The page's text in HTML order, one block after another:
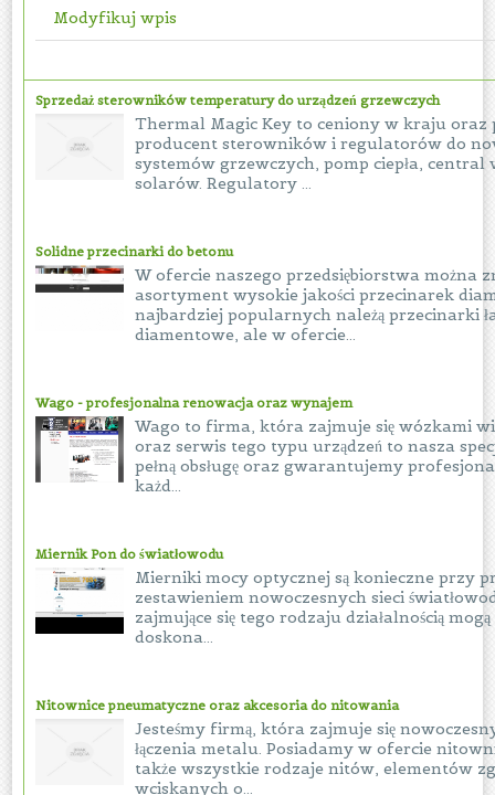
Modyfikuj wpis
Sprzedaż sterowników temperatury do urządzeń grzewczych
Thermal Magic Key to ceniony w kraju oraz
producent sterowników i regulatorów do
systemów grzewczych, pomp ciepła,
solarów. Regulatory ...
Solidne przecinarki do betonu
W ofercie naszego przedsiębiorstwa można
asortyment wysokie jakości przecinarek
najbardziej popularnych należą przecinarki
diamentowe, ale w ofercie...
Wago - profesjonalna renowacja oraz wynajem
Wago to firma, która zajmuje się wózkami
oraz serwis tego typu urządzeń to nasza
pełną obsługę oraz gwarantujemy
każd...
Miernik Pon do światłowodu
Mierniki mocy optycznej są konieczne przy
zestawieniem nowoczesnych sieci
zajmujące się tego rodzaju działalnością
doskona...
Nitownice pneumatyczne oraz akcesoria do nitowania
Jesteśmy firmą, która zajmuje się
łączenia metalu. Posiadamy w ofercie
także wszystkie rodzaje nitów, elementów
wciskanych o...